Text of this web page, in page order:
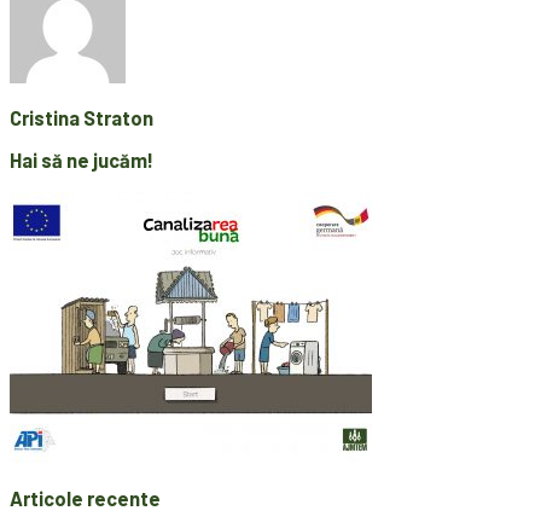
Cristina Straton
Hai să ne jucăm!
Articole recente